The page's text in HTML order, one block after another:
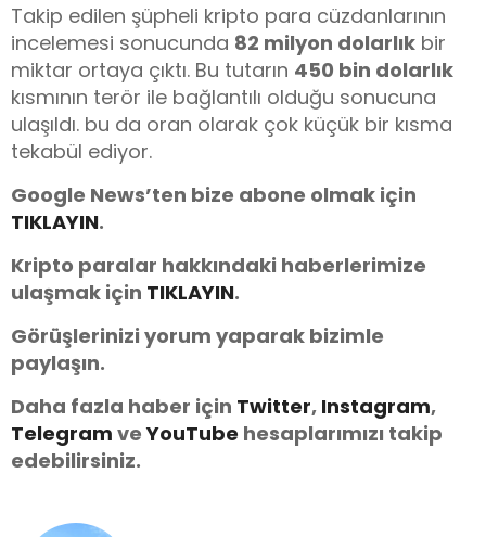
Takip edilen şüpheli kripto para cüzdanlarının
incelemesi sonucunda 82 milyon dolarlık bir
miktar ortaya çıktı. Bu tutarın 450 bin dolarlık
kısmının terör ile bağlantılı olduğu sonucuna
ulaşıldı. bu da oran olarak çok küçük bir kısma
tekabül ediyor.
Google News’ten bize abone olmak için
TIKLAYIN.
Kripto paralar hakkındaki haberlerimize
ulaşmak için TIKLAYIN.
Görüşlerinizi yorum yaparak bizimle
paylaşın.
Daha fazla haber için Twitter, Instagram,
Telegram veYouTube hesaplarımızı takip
edebilirsiniz.